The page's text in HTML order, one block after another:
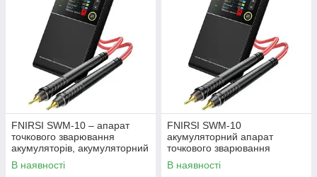
FNIRSI SWM-10 – апарат
точкового зварювання
акумуляторів, акумуляторний
споттер для зварки
акумуляторних комірок
В наявності
FNIRSI SWM-10
акумуляторний апарат
точкового зварювання
акумуляторів
В наявності